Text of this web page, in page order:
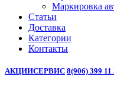
Маркировка
Статьи
Доставка
Категории
Контакты
АКЦИИСЕРВИС 8(906) 399 11